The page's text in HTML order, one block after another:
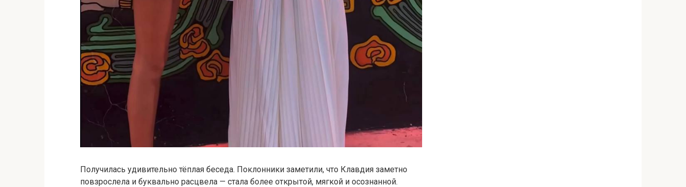
Получилась удивительно тёплая беседа. Поклонники заметили, что Клавдия заметно
повзрослела и буквально расцвела — стала более открытой, мягкой и осознанной.